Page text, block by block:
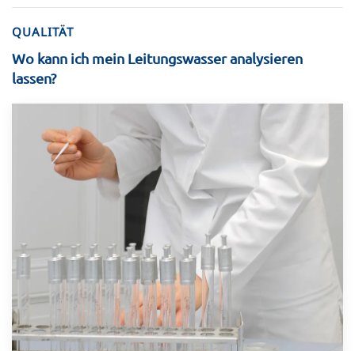
QUALITÄT
Wo kann ich mein Leitungswasser analysieren
lassen?